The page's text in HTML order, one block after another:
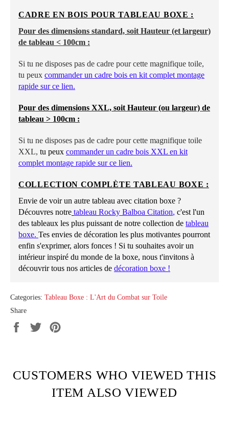
CADRE EN BOIS POUR TABLEAU BOXE :
Pour des dimensions standard, soit Hauteur (et largeur)
de tableau < 100cm :
Si tu ne disposes pas de cadre pour cette magnifique toile,
tu peux commander un cadre bois en kit complet montage
rapide sur ce lien.
Pour des dimensions XXL, soit Hauteur (ou largeur) de
tableau > 100cm :
Si tu ne disposes pas de cadre pour cette magnifique toile
XXL, tu peux commander un cadre bois XXL en kit
complet montage rapide sur ce lien.
COLLECTION COMPLÈTE TABLEAU BOXE :
Envie de voir un autre tableau avec citation boxe ?
Découvres notre tableau Rocky Balboa Citation, c'est l'un
des tableaux les plus puissant de notre collection de tableau
boxe. Tes envies de décoration les plus motivantes pourront
enfin s'exprimer, alors fonces ! Si tu souhaites avoir un
intérieur inspiré du monde de la boxe, nous t'invitons à
découvrir tous nos articles de décoration boxe !
Categories: Tableau Boxe : L'Art du Combat sur Toile
Share
Share
Tweet
CUSTOMERS WHO VIEWED THIS
ITEM ALSO VIEWED